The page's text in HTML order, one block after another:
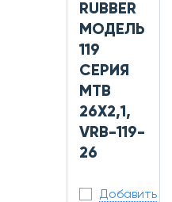
RUBBER
МОДЕЛЬ
119
СЕРИЯ
MTB
26X2,1,
VRB-119-
26
Добавить